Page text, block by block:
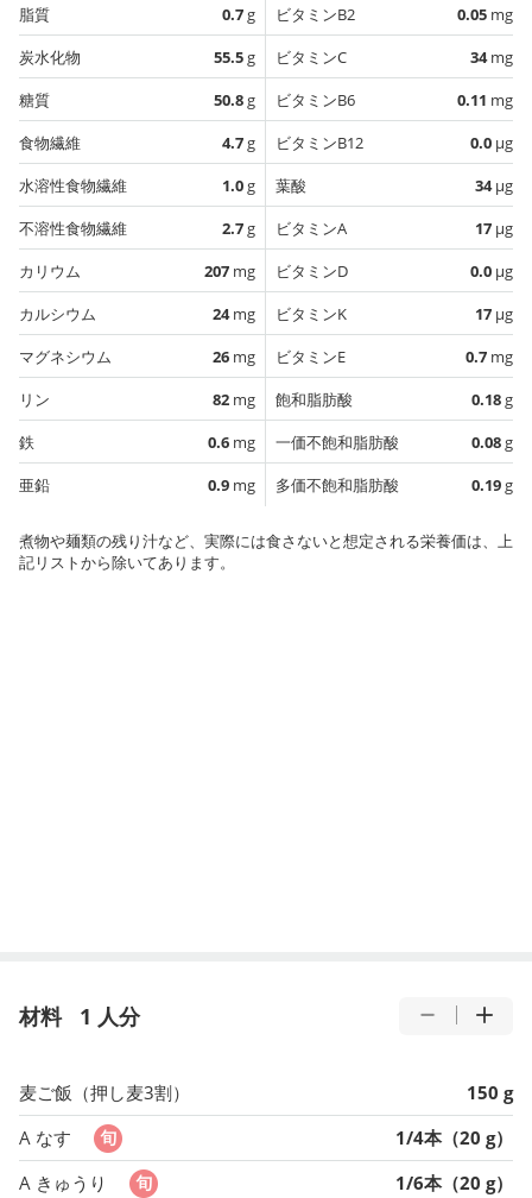
脂質
0.7g
炭水化物
55.5g
糖質
50.8g
食物繊維
4.7g
水溶性食物繊維
1.0g
不溶性食物繊維
2.7g
カリウム
207 mg
カルシウム
24mg
マグネシウム
26 mg
リン
82 mg
鉄
0.6 mg
亜鉛
0.9 mg
ビタミンB2
0.05 mg
ビタミンC
34mg
ビタミンB6
0.11 mg
ビタミンB12
0.0 µg
葉酸
34µg
ビタミンA
17 µg
ビタミンD
0.0 µg
ビタミンK
17 µg
ビタミンE
0.7 mg
飽和脂肪酸
0.18g
一価不飽和脂肪酸
0.08g
多価不飽和脂肪酸
0.19g
煮物や麺類の残り汁など、実際には食さないと想定される栄養価は、上
記リストから除いてあります。
材料 1 人分
麦ご飯（押し麦3割）
150 g
A なす
1/4本（20 g）
A きゅうり
1/6本（20 g）